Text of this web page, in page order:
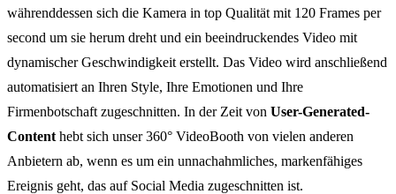
währenddessen sich die Kamera in top Qualität mit 120 Frames per
second um sie herum dreht und ein beeindruckendes Video mit
dynamischer Geschwindigkeit erstellt. Das Video wird anschließend
automatisiert an Ihren Style, Ihre Emotionen und Ihre
Firmenbotschaft zugeschnitten. In der Zeit von User-Generated-
Content hebt sich unser 360° VideoBooth von vielen anderen
Anbietern ab, wenn es um ein unnachahmliches, markenfähiges
Ereignis geht, das auf Social Media zugeschnitten ist.